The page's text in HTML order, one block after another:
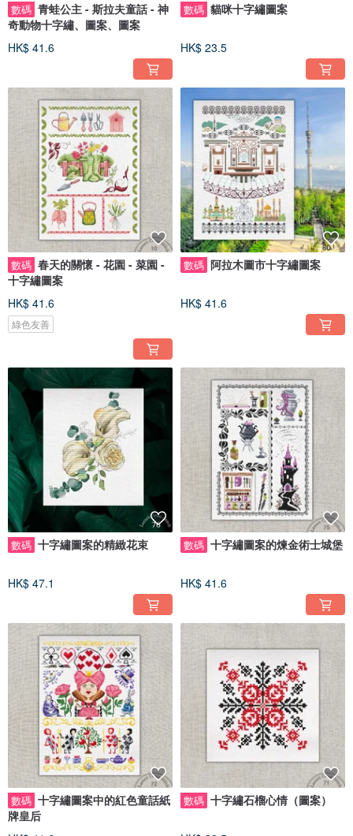
數碼 青蛙公主 - 斯拉夫童話 - 神
奇動物十字繡、圖案、圖案
HK$ 41.6
數碼 貓咪十字繡圖案
HK$ 23.5
數碼 春天的關懷 - 花園 - 菜園 -
十字繡圖案
HK$ 41.6
綠色友善
數碼 阿拉木圖市十字繡圖案
HK$ 41.6
數碼 十字繡圖案的精緻花束
HK$ 47.1
數碼 十字繡圖案的煉金術士城堡
HK$ 41.6
數碼 十字繡圖案中的紅色童話紙
牌皇后
數碼 十字繡石榴心情（圖案）